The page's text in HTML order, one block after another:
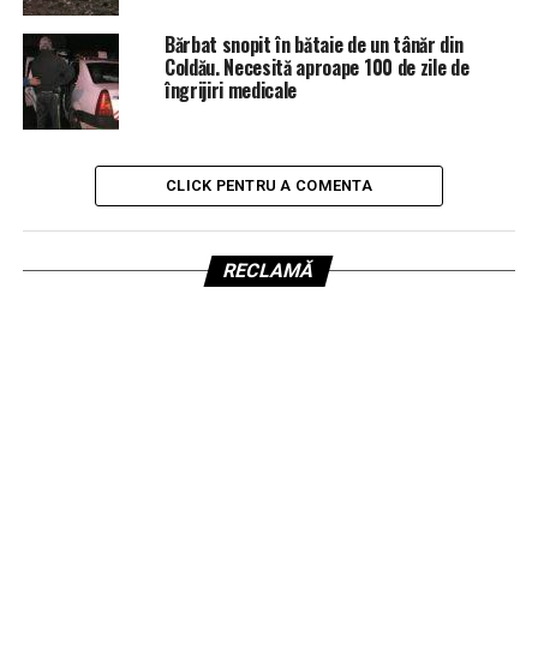
Bărbat snopit în bătaie de un tânăr din
Coldău. Necesită aproape 100 de zile de
îngrijiri medicale
CLICK PENTRU A COMENTA
RECLAMĂ